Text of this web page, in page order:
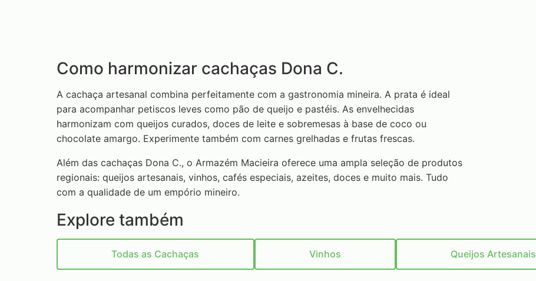
Como harmonizar cachaças Dona C.
A cachaça artesanal combina perfeitamente com a gastronomia mineira. A prata é ideal
para acompanhar petiscos leves como pão de queijo e pastéis. As envelhecidas
harmonizam com queijos curados, doces de leite e sobremesas à base de coco ou
chocolate amargo. Experimente também com carnes grelhadas e frutas frescas.
Além das cachaças Dona C., o Armazém Macieira oferece uma ampla seleção de produtos
regionais: queijos artesanais, vinhos, cafés especiais, azeites, doces e muito mais. Tudo
com a qualidade de um empório mineiro.
Explore também
Todas as Cachaças Vinhos Queijos Artesanais